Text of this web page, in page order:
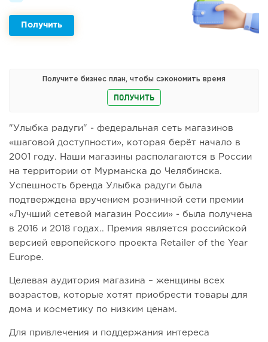
Получить
Получите бизнес план, чтобы сэкономить время
ПОЛУЧИТЬ
"Улыбка радуги" - федеральная сеть магазинов
«шаговой доступности», которая берёт начало в
2001 году. Наши магазины располагаются в России
на территории от Мурманска до Челябинска.
Успешность бренда Улыбка радуги была
подтверждена вручением розничной сети премии
«Лучший сетевой магазин России» - была получена
в 2016 и 2018 годах.. Премия является российской
версией европейского проекта Retailer of the Year
Europe.
Целевая аудитория магазина – женщины всех
возрастов, которые хотят приобрести товары для
дома и косметику по низким ценам.
Для привлечения и поддержания интереса